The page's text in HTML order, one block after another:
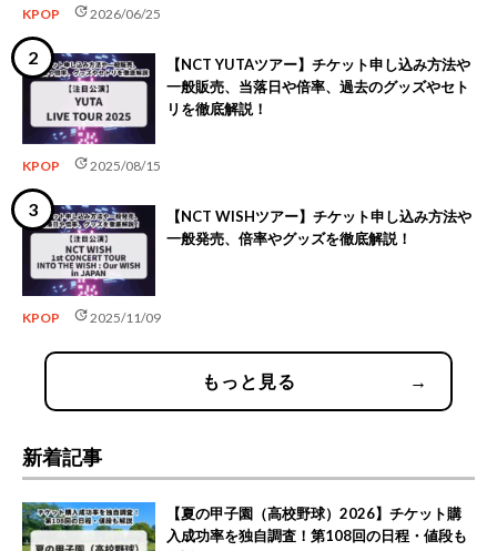
KPOP update2026/06/25
【NCT YUTAツアー】チケット申し込み方法や
一般販売、当落日や倍率、過去のグッズやセト
リを徹底解説！
KPOP update2025/08/15
【NCT WISHツアー】チケット申し込み方法や
一般発売、倍率やグッズを徹底解説！
KPOP update2025/11/09
もっと見る →
新着記事
【夏の甲子園（高校野球）2026】チケット購
入成功率を独自調査！第108回の日程・値段も